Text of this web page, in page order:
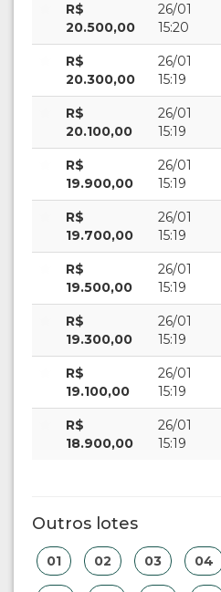
R$
20.500,00
26/01
15:20
R$
20.300,00
26/01
15:19
R$
20.100,00
26/01
15:19
R$
19.900,00
26/01
15:19
R$
19.700,00
26/01
15:19
R$
19.500,00
26/01
15:19
R$
19.300,00
26/01
15:19
R$
19.100,00
26/01
15:19
R$
18.900,00
26/01
15:19
Outros lotes
01 02 03 04